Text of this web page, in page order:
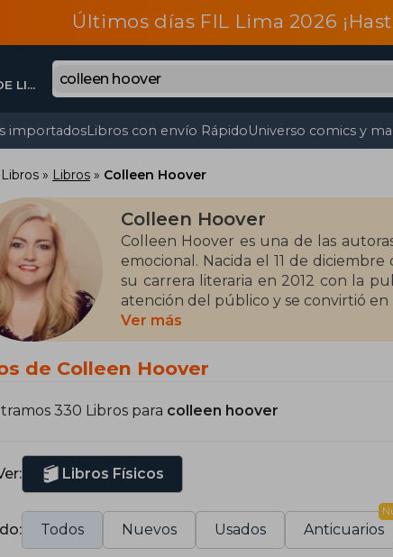
Últimos días FIL Lima 2026
CERCADO DE LIMA, Lima
importadosLibros con envío RápidoUniverso comics y
Libros Libros Colleen Hoover
Colleen Hoover
Colleen Hoover es una de las
emocional. Nacida el 11 de
su carrera literaria en 2012 con la
atención del público y se convirtió en
A lo largo de su carrera, Colleen ha
tejer historias conmovedoras que
relaciones humanas. Entre los
Verity, Ugly Love y Reminders of
York Times.
Además de su éxito literario,
benéficas. Es la creadora de The
filantropía, ya que los beneficios se
Su estilo único, que mezcla
Ver más
de Colleen Hoover
330 Libros para colleen hoover
Libros Físicos
Todos Nuevos Usados Anticuarios